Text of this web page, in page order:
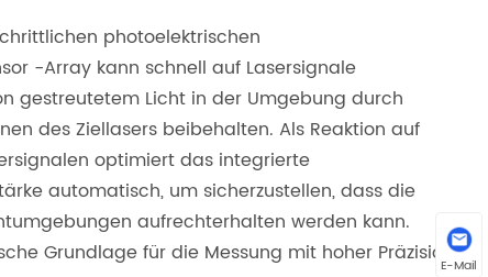
photoelektrischen
-Array kann schnell auf Lasersignale
gestreutetem Licht in der Umgebung durch
des Ziellasers beibehalten. Als Reaktion auf
optimiert das integrierte
automatisch, um sicherzustellen, dass die
aufrechterhalten werden kann.
Grundlage für die Messung mit hoher Präzision.E-Mail